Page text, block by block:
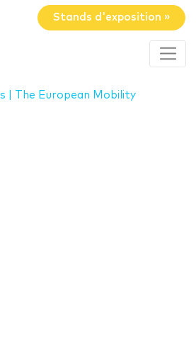
Stands d'exposition »
| The European Mobility